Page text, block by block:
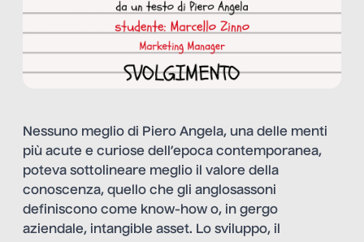
Nessuno meglio di Piero Angela, una delle menti
più acute e curiose dell’epoca contemporanea,
poteva sottolineare meglio il valore della
conoscenza, quello che gli anglosassoni
definiscono come know-how o, in gergo
aziendale, intangible asset. Lo sviluppo, il